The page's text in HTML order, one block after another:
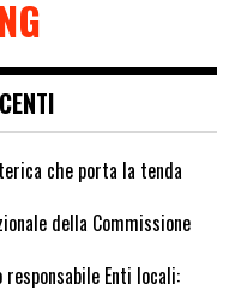
che porta la tenda
della Commissione
responsabile Enti locali: